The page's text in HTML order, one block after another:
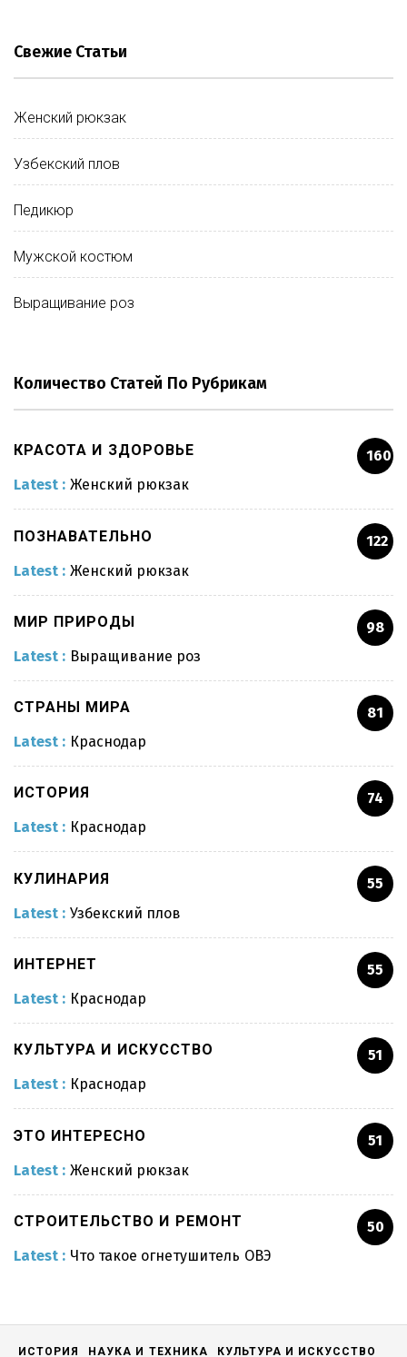
Женский рюкзак
Узбекский плов
Педикюр
Выращивание роз
Краснодар
Бананы
Искусственный интеллект
Свежие Статьи
Женский рюкзак
Узбекский плов
Педикюр
Мужской костюм
Выращивание роз
Количество Статей По Рубрикам
КРАСОТА И ЗДОРОВЬЕ
160
Latest : Женский рюкзак
ПОЗНАВАТЕЛЬНО
122
Latest : Женский рюкзак
МИР ПРИРОДЫ
98
Latest : Выращивание роз
СТРАНЫ МИРА
81
Latest : Краснодар
ИСТОРИЯ
74
Latest : Краснодар
КУЛИНАРИЯ
55
Latest : Узбекский плов
ИНТЕРНЕТ
55
Latest : Краснодар
КУЛЬТУРА И ИСКУССТВО
51
Latest : Краснодар
ЭТО ИНТЕРЕСНО
51
Latest : Женский рюкзак
СТРОИТЕЛЬСТВО И РЕМОНТ
50
Latest : Что такое огнетушитель ОВЭ
ИСТОРИЯ НАУКА И ТЕХНИКА КУЛЬТУРА И ИСКУССТВО